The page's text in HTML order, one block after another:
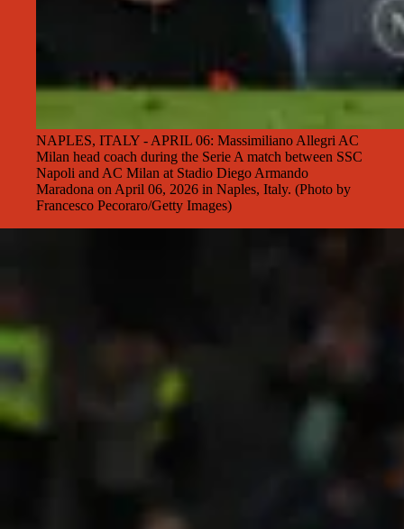
NAPLES, ITALY - APRIL 06: Massimiliano Allegri AC
Milan head coach during the Serie A match between SSC
Napoli and AC Milan at Stadio Diego Armando
Maradona on April 06, 2026 in Naples, Italy. (Photo by
Francesco Pecoraro/Getty Images)